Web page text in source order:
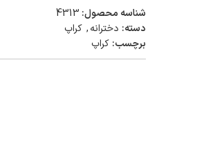
شناسه محصول: 4313
دسته: دخترانه, کراپ
برچسب: کراپ